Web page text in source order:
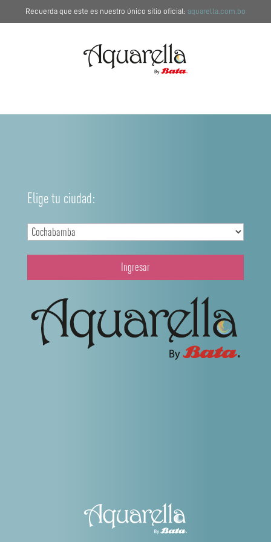
Recuerda que este es nuestro único sitio oficial: aquarella.com.bo
Elige tu ciudad:
Ingresar